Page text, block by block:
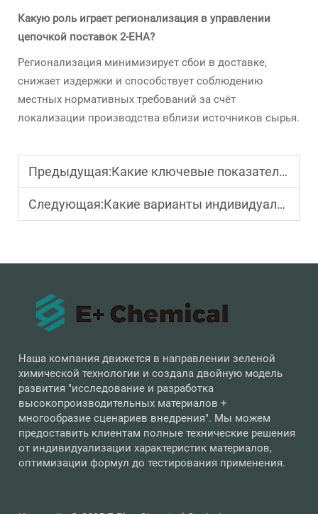
Какую роль играет регионализация в управлении
цепочкой поставок 2-EHA?
Регионализация минимизирует сбои в доставке,
снижает издержки и способствует соблюдению
местных нормативных требований за счёт
локализации производства вблизи источников сырья.
Предыдущая:Какие ключевые показатели эффективности у акрилата 2-этилгексила?
Следующая:Какие варианты индивидуальной настройки доступны для акрилата 2-этилгексила?
Наша компания движется в направлении зеленой
химической технологии и создала двойную модель
развития "исследование и разработка
высокопроизводительных материалов +
многообразие сценариев внедрения". Мы можем
предоставить клиентам полные технические решения
от индивидуализации характеристик материалов,
оптимизации формул до тестирования применения.